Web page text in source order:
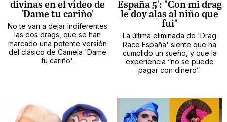
divinas en el vídeo de
'Dame tu cariño'
No te van a dejar indiferentes
las dos drags, que se han
marcado una potente versión
del clásico de Camela 'Dame
tu cariño'.
España 5': "Con mi drag
le doy alas al niño que
fui"
La última eliminada de 'Drag
Race España' siente que ha
cumplido un sueño, y que la
experiencia “no se puede
pagar con dinero”.